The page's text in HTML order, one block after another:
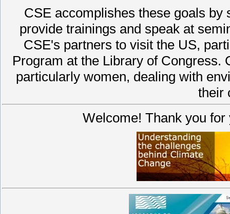
CSE accomplishes these goals by
provide trainings and speak at
CSE's partners to visit the US,
Program at the Library of Congress.
particularly women, dealing with
their
Welcome! Thank you